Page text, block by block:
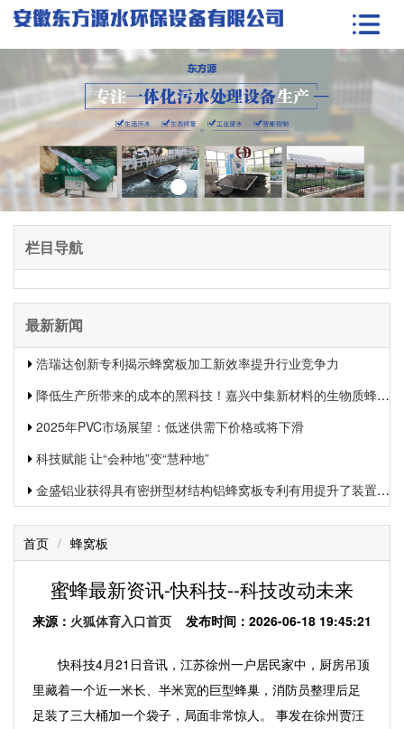
栏目导航
最新新闻
浩瑞达创新专利揭示蜂窝板加工新效率提升行业竞争力
降低生产所带来的成本的黑科技！嘉兴中集新材料的生物质蜂窝板专利申报引发热议
2025年PVC市场展望：低迷供需下价格或将下滑
科技赋能 让“会种地”变“慧种地”
金盛铝业获得具有密拼型材结构铝蜂窝板专利有用提升了装置功率和装置质量
首页 / 蜂窝板
蜜蜂最新资讯-快科技--科技改动未来
来源： 火狐体育入口首页 发布时间：2026-06-18 19:45:21
快科技4月21日音讯，江苏徐州一户居民家中，厨房吊顶
里藏着一个近一米长、半米宽的巨型蜂巢，消防员整理后足
足装了三大桶加一个袋子，局面非常惊人。 事发在徐州贾汪